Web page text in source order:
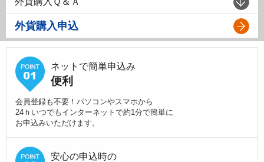
外貨購入申込
ネットで簡単申込み
便利
会員登録も不要！パソコンやスマホから
24ｈいつでもインターネットで約1分で簡単に
お申込みいただけます。
安心の申込時の